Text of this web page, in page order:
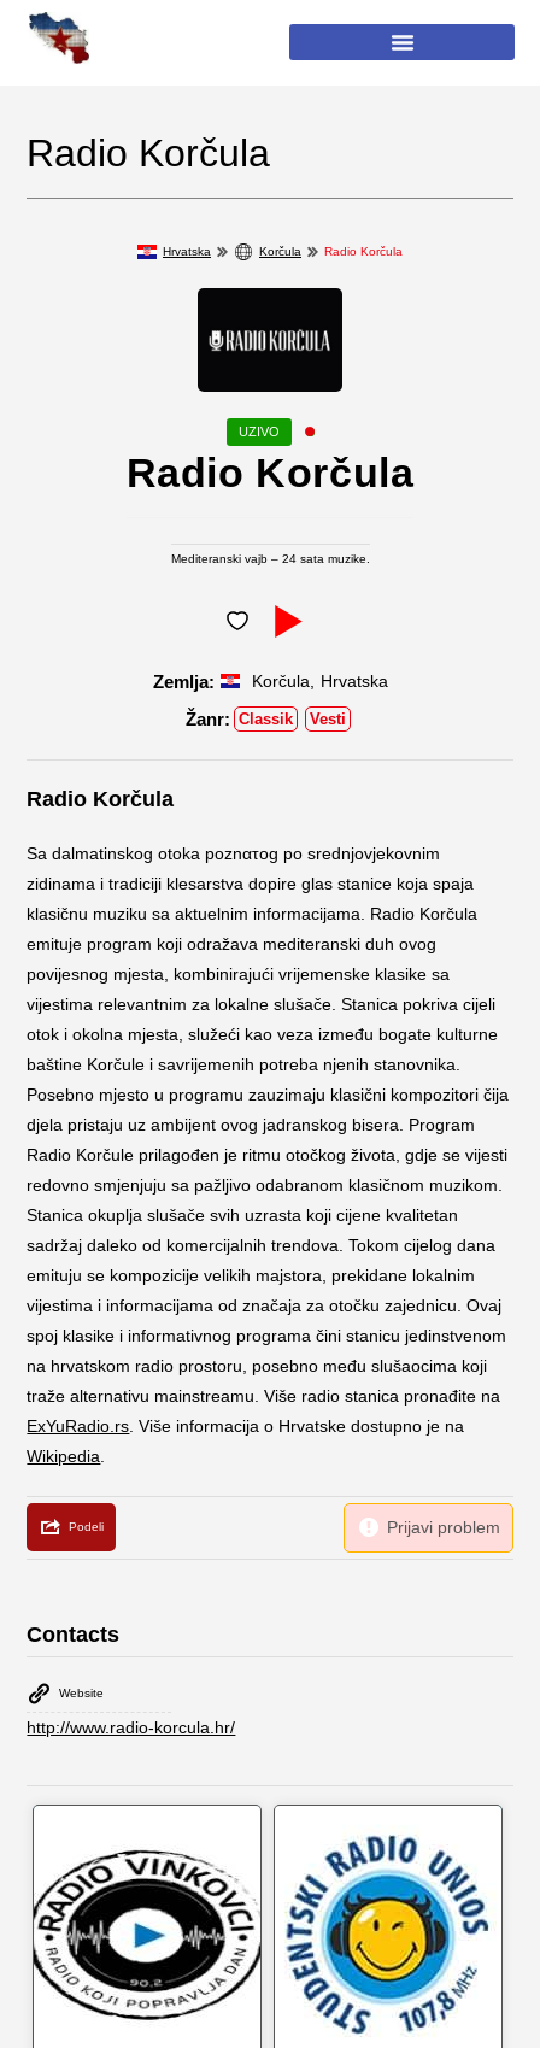
Radio Korčula
Hrvatska Korčula Radio Korčula
Radio Korčula
Mediteranski vajb – 24 sata muzike.
Korčula Hrvatska
Classik Vesti
Radio Korčula
Sa dalmatinskog otoka poznατog po srednjovjekovnim
zidinama i tradiciji klesarstva dopire glas stanice koja spaja
klasičnu muziku sa aktuelnim informacijama. Radio Korčula
emituje program koji odražava mediteranski duh ovog
povijesnog mjesta, kombinirajući vrijemenske klasike sa
vijestima relevantnim za lokalne slušače. Stanica pokriva cijeli
otok i okolna mjesta, služeći kao veza između bogate kulturne
baštine Korčule i savrijemenih potreba njenih stanovnika.
Posebno mjesto u programu zauzimaju klasični kompozitori čija
djela pristaju uz ambijent ovog jadranskog bisera. Program
Radio Korčule prilagođen je ritmu otočkog života, gdje se vijesti
redovno smjenjuju sa pažljivo odabranom klasičnom muzikom.
Stanica okuplja slušače svih uzrasta koji cijene kvalitetan
sadržaj daleko od komercijalnih trendova. Tokom cijelog dana
emituju se kompozicije velikih majstora, prekidane lokalnim
vijestima i informacijama od značaja za otočku zajednicu. Ovaj
spoj klasike i informativnog programa čini stanicu jedinstvenom
na hrvatskom radio prostoru, posebno među slušaocima koji
traže alternativu mainstreamu. Više radio stanica pronađite na
ExYuRadio.rs . Više informacija o Hrvatske dostupno je na
Wikipedia
Contacts
Website
http://www.radio-korcula.hr/